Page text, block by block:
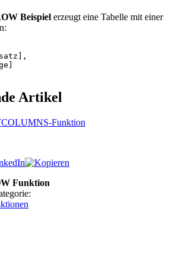
Beispiel erzeugt eine Tabelle mit einer
Artikel
Funktion
Funktion